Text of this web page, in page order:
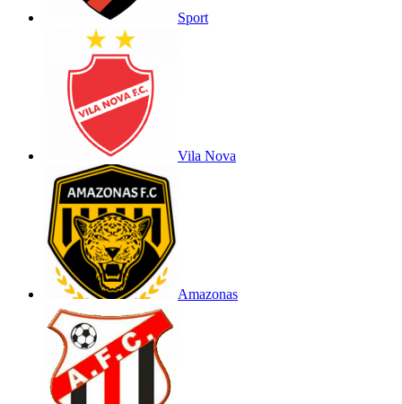
Sport
Vila Nova
Amazonas